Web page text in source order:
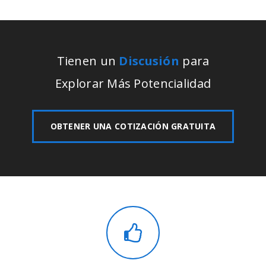
Tienen un Discusión para
Explorar Más Potencialidad
OBTENER UNA COTIZACIÓN GRATUITA